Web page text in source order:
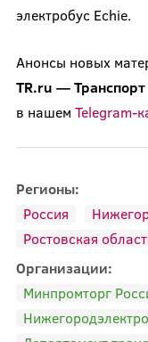
электробус Echie.
Анонсы новых
TR.ru — Транспорт
в нашем Telegram-
Регионы:
Россия
Ростовская
Организации:
Минпромторг